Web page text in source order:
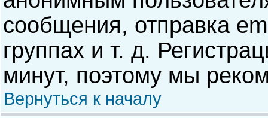
сообщения, отправка
группах и т. д.
минут, поэтому мы
Вернуться к началу